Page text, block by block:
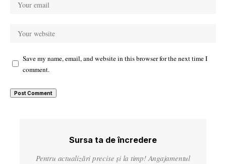
Save my name, email, and website in this browser for the next time I
comment.
Sursa ta de încredere
Pentru actualizări precise și la timp! Angajamentul